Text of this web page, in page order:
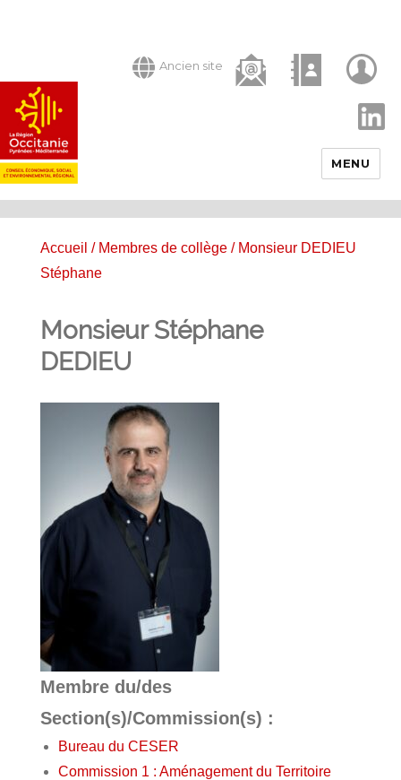
Ancien site
MENU
Accueil / Membres de collège/ Monsieur DEDIEU
Stéphane
Monsieur Stéphane
DEDIEU
Membre du/des
Section(s)/Commission(s) :
Bureau du CESER
Commission 1 : Aménagement du Territoire